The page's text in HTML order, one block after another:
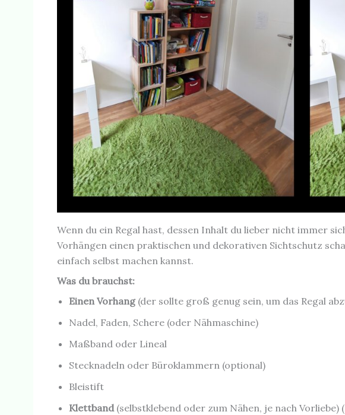
Wenn du ein Regal hast, dessen Inhalt du lieber nicht immer
Vorhängen einen praktischen und dekorativen Sichtschutz
einfach selbst machen kannst.
Was du brauchst:
Einen Vorhang(der sollte groß genug sein, um das Regal
Nadel, Faden, Schere (oder Nähmaschine)
Maßband oder Lineal
Stecknadeln oder Büroklammern (optional)
Bleistift
Klettband (selbstklebend oder zum Nähen, je nach Vorliebe)